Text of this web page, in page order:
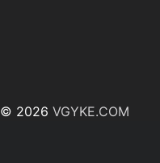
© 2026 VGYKE.COM